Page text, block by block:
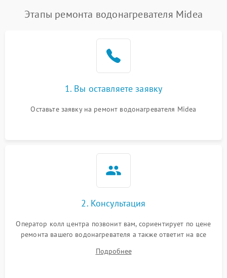
Этапы ремонта водонагревателя Midea
1. Вы оставляете заявку
Оставьте заявку на ремонт водонагревателя Midea
2. Консультация
Оператор колл центра позвонит вам, сориентирует по цене
ремонта вашего водонагревателя а также ответит на все
Подробнее